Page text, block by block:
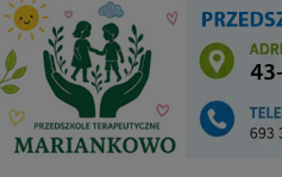
Przejdź
do
treści